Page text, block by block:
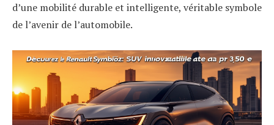
d’une mobilité durable et intelligente, véritable symbole
de l’avenir de l’automobile.